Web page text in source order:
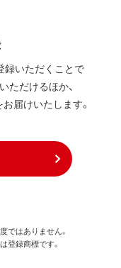
録いただくことで
ただけるほか、
届けいたします。
ではありません。
登録商標です。